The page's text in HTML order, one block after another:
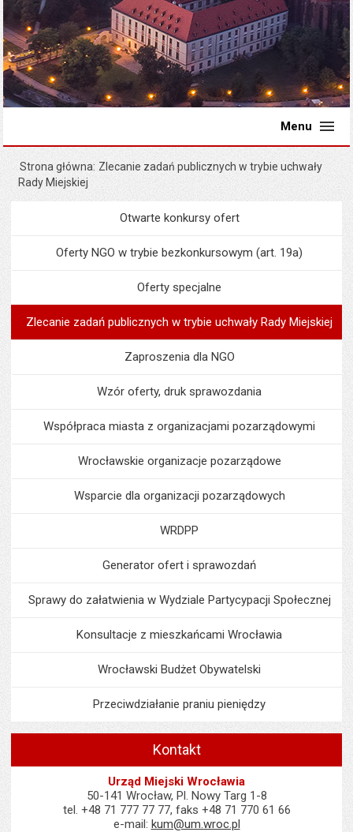
Menu
Strona główna Zlecanie zadań publicznych w trybie uchwały
Rady Miejskiej
MenuOrganizacje pozarządowe
Otwarte konkursy ofert
Oferty NGO w trybie bezkonkursowym (art. 19a)
Oferty specjalne
Zlecanie zadań publicznych w trybie uchwały Rady Miejskiej
Zaproszenia dla NGO
Wzór oferty, druk sprawozdania
Współpraca miasta z organizacjami pozarządowymi
Wrocławskie organizacje pozarządowe
Wsparcie dla organizacji pozarządowych
WRDPP
Generator ofert i sprawozdań
Sprawy do załatwienia w Wydziale Partycypacji Społecznej
Konsultacje z mieszkańcami Wrocławia
Wrocławski Budżet Obywatelski
Przeciwdziałanie praniu pieniędzy
Kontakt
Urząd Miejski Wrocławia
50-141 Wrocław, Pl. Nowy Targ 1-8
tel. +48 71 777 77 77, faks +48 71 770 61 66
e-mail: kum@um.wroc.pl